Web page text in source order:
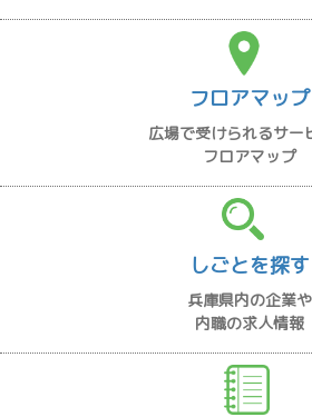
フロアマップ
広場で受けられるサー
フロアマップ
しごとを探す
兵庫県内の企業や
内職の求人情報